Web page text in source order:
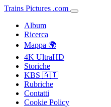
Trains Pictures .com
Album
Ricerca
Mappa 🌍
4K UltraHD
Storiche
KBS 🇦🇹
Rubriche
Contatti
Cookie Policy